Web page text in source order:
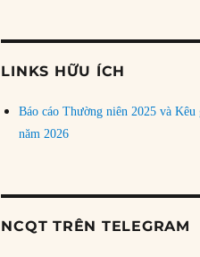
LINKS HỮU ÍCH
Báo cáo Thường niên 2025 và
năm 2026
NCQT TRÊN TELEGRAM